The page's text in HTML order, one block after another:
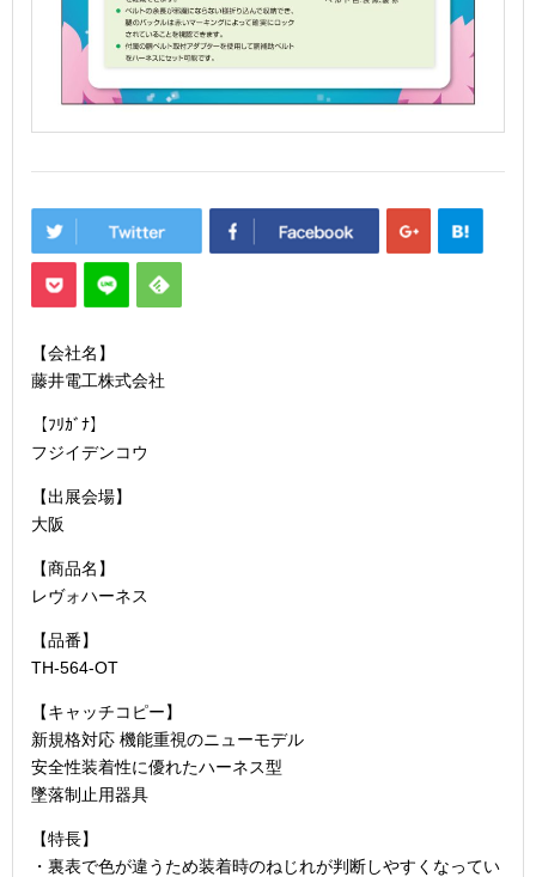
【会社名】
藤井電工株式会社
【ﾌﾘｶﾞﾅ】
フジイデンコウ
【出展会場】
大阪
【商品名】
レヴォハーネス
【品番】
TH-564-OT
【キャッチコピー】
新規格対応 機能重視のニューモデル
安全性装着性に優れたハーネス型
墜落制止用器具
【特長】
・裏表で色が違うため装着時のねじれが判断しやすくなってい